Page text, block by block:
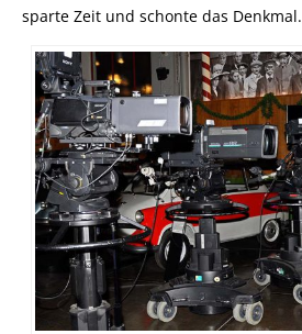
sparte Zeit und schonte das Denkmal.